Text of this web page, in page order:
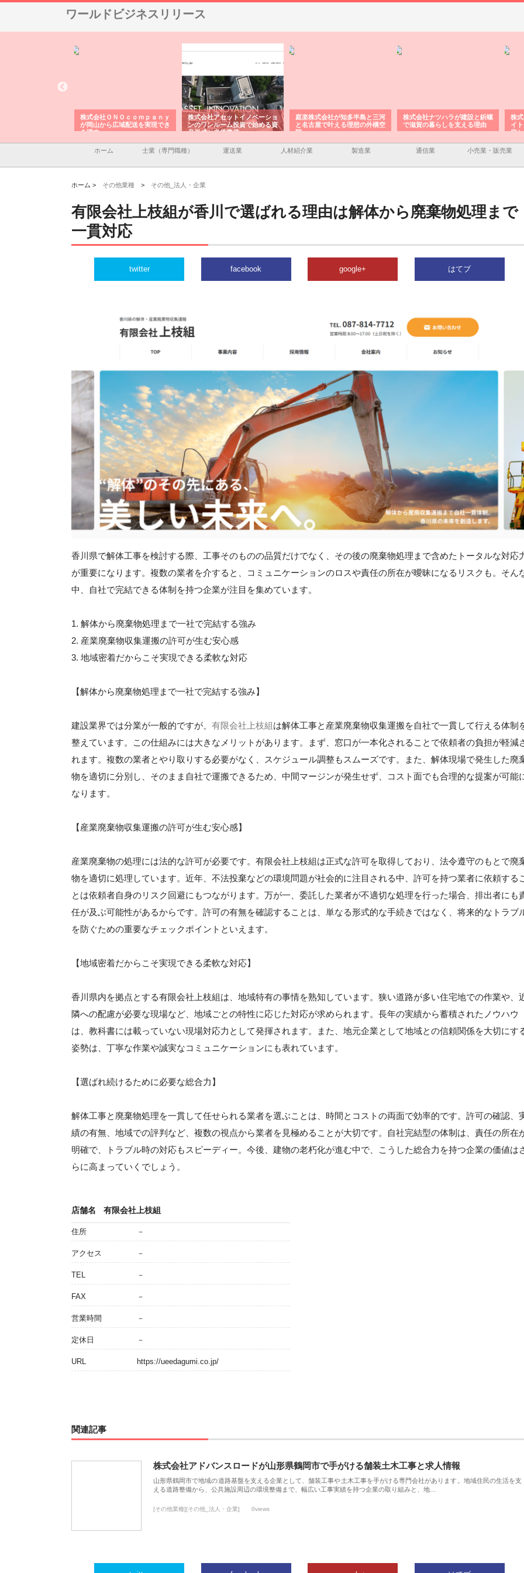
ワールドビジネスリリース
株式会社ＯＮＯｃｏｍｐａｎｙ
が岡山から広域配送を実現でき
る理由
株式会社アセットイノベーショ
ンのワンルーム投資で始める資
産形成と老後準備
庭楽株式会社が知多半島と三河
と名古屋で叶える理想の外構空
間
株式会社ナツハラが建設と鋲螺
で滋賀の暮らしを支える理由
株
イ
容
ホーム 士業（専門職種） 運送業 人材紹介業 製造業 通信業 小売業・販売業
ホーム > その他業種 > その他_法人・企業
有限会社上枝組が香川で選ばれる理由は解体から廃棄物処理まで
一貫対応
twitter facebook google+ はてブ
香川県で解体工事を検討する際、工事そのものの品質だけでなく、その後の廃棄物処理まで含めたトータルな対応
が重要になります。複数の業者を介すると、コミュニケーションのロスや責任の所在が曖昧になるリスクも。そん
中、自社で完結できる体制を持つ企業が注目を集めています。
1. 解体から廃棄物処理まで一社で完結する強み
2. 産業廃棄物収集運搬の許可が生む安心感
3. 地域密着だからこそ実現できる柔軟な対応
【解体から廃棄物処理まで一社で完結する強み】
建設業界では分業が一般的ですが、 有限会社上枝組は解体工事と産業廃棄物収集運搬を自社で一貫して行える体制
整えています。この仕組みには大きなメリットがあります。まず、窓口が一本化されることで依頼者の負担が軽減
れます。複数の業者とやり取りする必要がなく、スケジュール調整もスムーズです。また、解体現場で発生した廃
物を適切に分別し、そのまま自社で運搬できるため、中間マージンが発生せず、コスト面でも合理的な提案が可能
なります。
【産業廃棄物収集運搬の許可が生む安心感】
産業廃棄物の処理には法的な許可が必要です。有限会社上枝組は正式な許可を取得しており、法令遵守のもとで廃
物を適切に処理しています。近年、不法投棄などの環境問題が社会的に注目される中、許可を持つ業者に依頼する
とは依頼者自身のリスク回避にもつながります。万が一、委託した業者が不適切な処理を行った場合、排出者にも
任が及ぶ可能性があるからです。許可の有無を確認することは、単なる形式的な手続きではなく、将来的なトラブ
を防ぐための重要なチェックポイントといえます。
【地域密着だからこそ実現できる柔軟な対応】
香川県内を拠点とする有限会社上枝組は、地域特有の事情を熟知しています。狭い道路が多い住宅地での作業や、
隣への配慮が必要な現場など、地域ごとの特性に応じた対応が求められます。長年の実績から蓄積されたノウハウ
は、教科書には載っていない現場対応力として発揮されます。また、地元企業として地域との信頼関係を大切にす
姿勢は、丁寧な作業や誠実なコミュニケーションにも表れています。
【選ばれ続けるために必要な総合力】
解体工事と廃棄物処理を一貫して任せられる業者を選ぶことは、時間とコストの両面で効率的です。許可の確認、
績の有無、地域での評判など、複数の視点から業者を見極めることが大切です。自社完結型の体制は、責任の所在
明確で、トラブル時の対応もスピーディー。今後、建物の老朽化が進む中で、こうした総合力を持つ企業の価値は
らに高まっていくでしょう。
店舗名 有限会社上枝組
住所 －
アクセス －
TEL －
FAX －
営業時間 －
定休日 －
URL https://ueedagumi.co.jp/
関連記事
株式会社アドバンスロードが山形県鶴岡市で手がける舗装土木工事と求人情報
山形県鶴岡市で地域の道路基盤を支える企業として、舗装工事や土木工事を手がける専門会社があります。地域住民の生活を支
える道路整備から、公共施設周辺の環境整備まで、幅広い工事実績を持つ企業の取り組みと、地…
[その他業種][その他_法人・企業] 0views